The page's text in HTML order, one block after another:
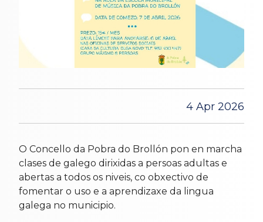
4 Apr 2026
O Concello da Pobra do Brollón pon en marcha
clases de galego dirixidas a persoas adultas e
abertas a todos os niveis, co obxectivo de
fomentar o uso e a aprendizaxe da lingua
galega no municipio.